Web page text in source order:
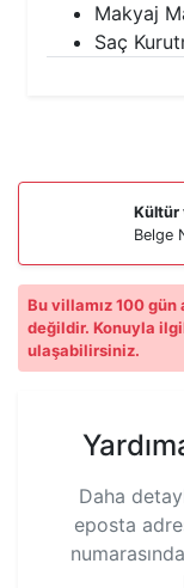
Makyaj
Saç
Kültür
Belge
Bu villamız 100
değildir. Konuyla
ulaşabilirsiniz.
Daha
eposta